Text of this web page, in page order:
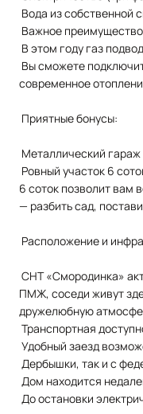
Вода из собственной
Важное
В этом году газ
Вы сможете
современное
Приятные бонусы:
Металлический
Ровный участок 6
6 соток позволит вам
— разбить сад,
Расположение и
СНТ «Смородинка»
ПМЖ, соседи живут
дружелюбную
Транспортная
Удобный заезд
Дербышки, так и с
Дом находится
До остановки